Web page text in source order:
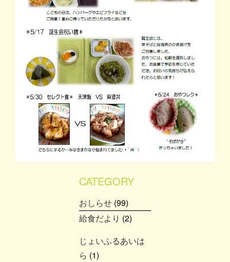
CATEGORY
おしらせ (99)
給食だより (2)
じょいふるあいは
ら (1)